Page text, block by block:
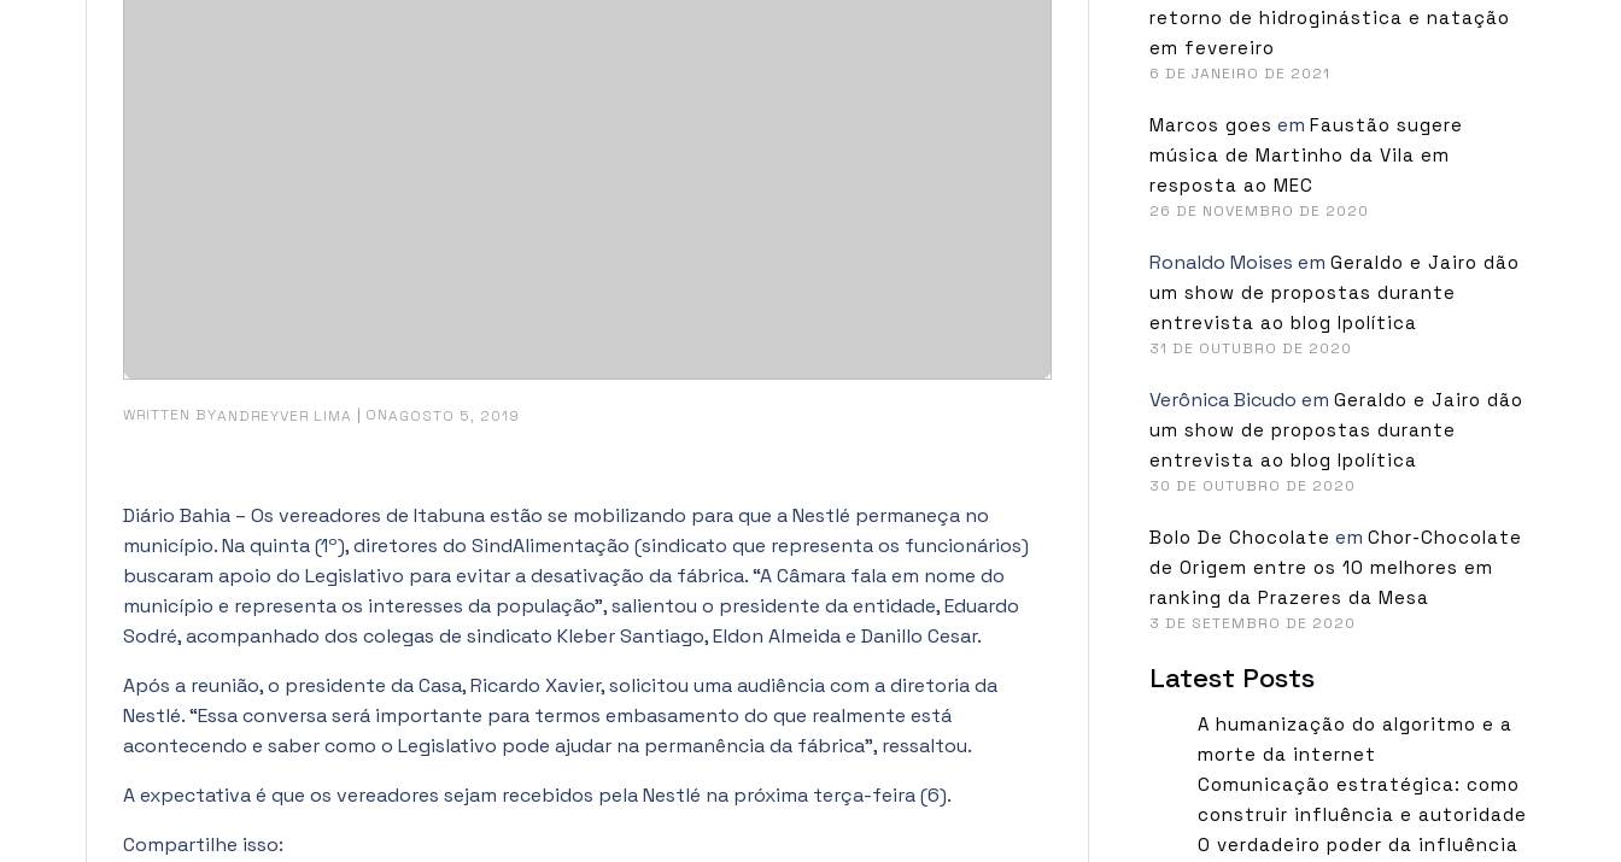
WRITTEN BYANDREYVER LIMA | ONAGOSTO 5, 2019
Diário Bahia – Os vereadores de Itabuna estão se mobilizando para que a Nestlé permaneça no
município. Na quinta (1º), diretores do SindAlimentação (sindicato que representa os funcionários)
buscaram apoio do Legislativo para evitar a desativação da fábrica. “A Câmara fala em nome do
município e representa os interesses da população”, salientou o presidente da entidade, Eduardo
Sodré, acompanhado dos colegas de sindicato Kleber Santiago, Eldon Almeida e Danillo Cesar.
Após a reunião, o presidente da Casa, Ricardo Xavier, solicitou uma audiência com a diretoria da
Nestlé. “Essa conversa será importante para termos embasamento do que realmente está
acontecendo e saber como o Legislativo pode ajudar na permanência da fábrica”, ressaltou.
A expectativa é que os vereadores sejam recebidos pela Nestlé na próxima terça-feira (6).
Compartilhe isso:
retorno de hidroginástica e natação
em fevereiro
6 DE JANEIRO DE 2021
Marcos goes emFaustão sugere
música de Martinho da Vila em
resposta ao MEC
26 DE NOVEMBRO DE 2020
Ronaldo Moises emGeraldo e Jairo dão
um show de propostas durante
entrevista ao blog Ipolítica
31 DE OUTUBRO DE 2020
Verônica Bicudo emGeraldo e Jairo dão
um show de propostas durante
entrevista ao blog Ipolítica
30 DE OUTUBRO DE 2020
Bolo De Chocolate emChor-Chocolate
de Origem entre os 10 melhores em
ranking da Prazeres da Mesa
3 DE SETEMBRO DE 2020
Latest Posts
A humanização do algoritmo e a
morte da internet
Comunicação estratégica: como
construir influência e autoridade
O verdadeiro poder da influência